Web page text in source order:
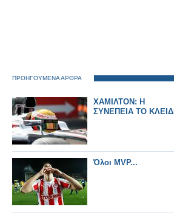
ΠΡΟΗΓΟΥΜΕΝΑ ΑΡΘΡΑ
ΧΑΜΙΛΤΟΝ: Η
ΣΥΝΕΠΕΙΑ ΤΟ ΚΛΕΙΔΙ
Όλοι MVP...